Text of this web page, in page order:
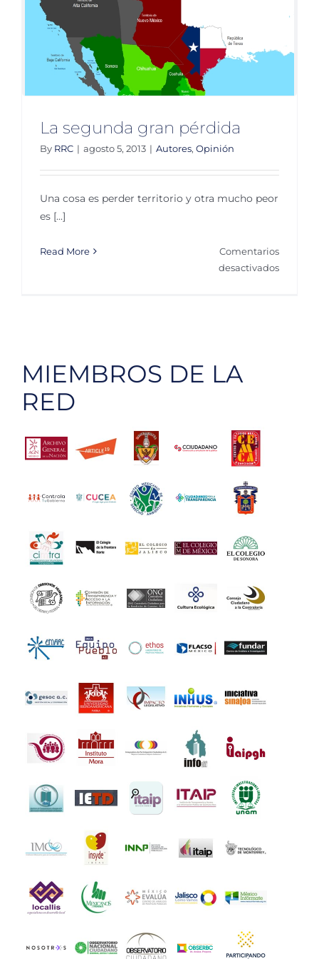
La segunda gran pérdida
By RRC | agosto 5, 2013 | Autores, Opinión
Una cosa es perder territorio y otra mucho peor
es [...]
Read More
Comentarios
desactivadosen
MIEMBROS DE LA
RED